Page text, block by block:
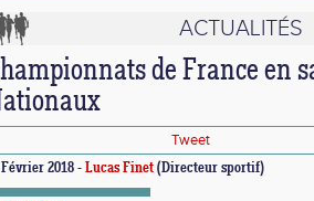
ACTUALITÉS
de France en
Tweet
2018 - Lucas Finet (Directeur sportif)